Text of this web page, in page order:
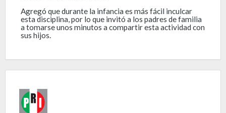
Agregó que durante la infancia es más fácil inculcar
esta disciplina, por lo que invitó a los padres de familia
a tomarse unos minutos a compartir esta actividad con
sus hijos.